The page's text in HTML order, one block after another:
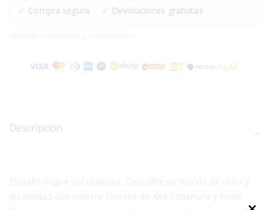
✓ Compra segura · ✓ Devoluciones gratuitas
Descripción